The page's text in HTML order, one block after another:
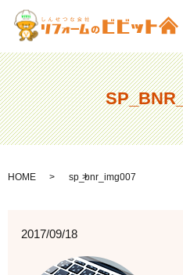
HOME sp_bnr_img007
2017/09/18